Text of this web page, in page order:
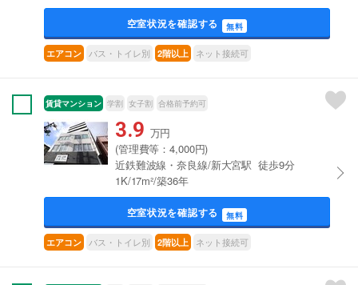
空室状況を確認する 無料
エアコン バス・トイレ別 2階以上 ネット接続可
賃貸マンション 学割 女子割 合格前予約可
3.9 万円
(管理費等：4,000円)
近鉄難波線・奈良線/新大宮駅 徒歩9分
1K/17m²/築36年
空室状況を確認する 無料
エアコン バス・トイレ別 2階以上 ネット接続可